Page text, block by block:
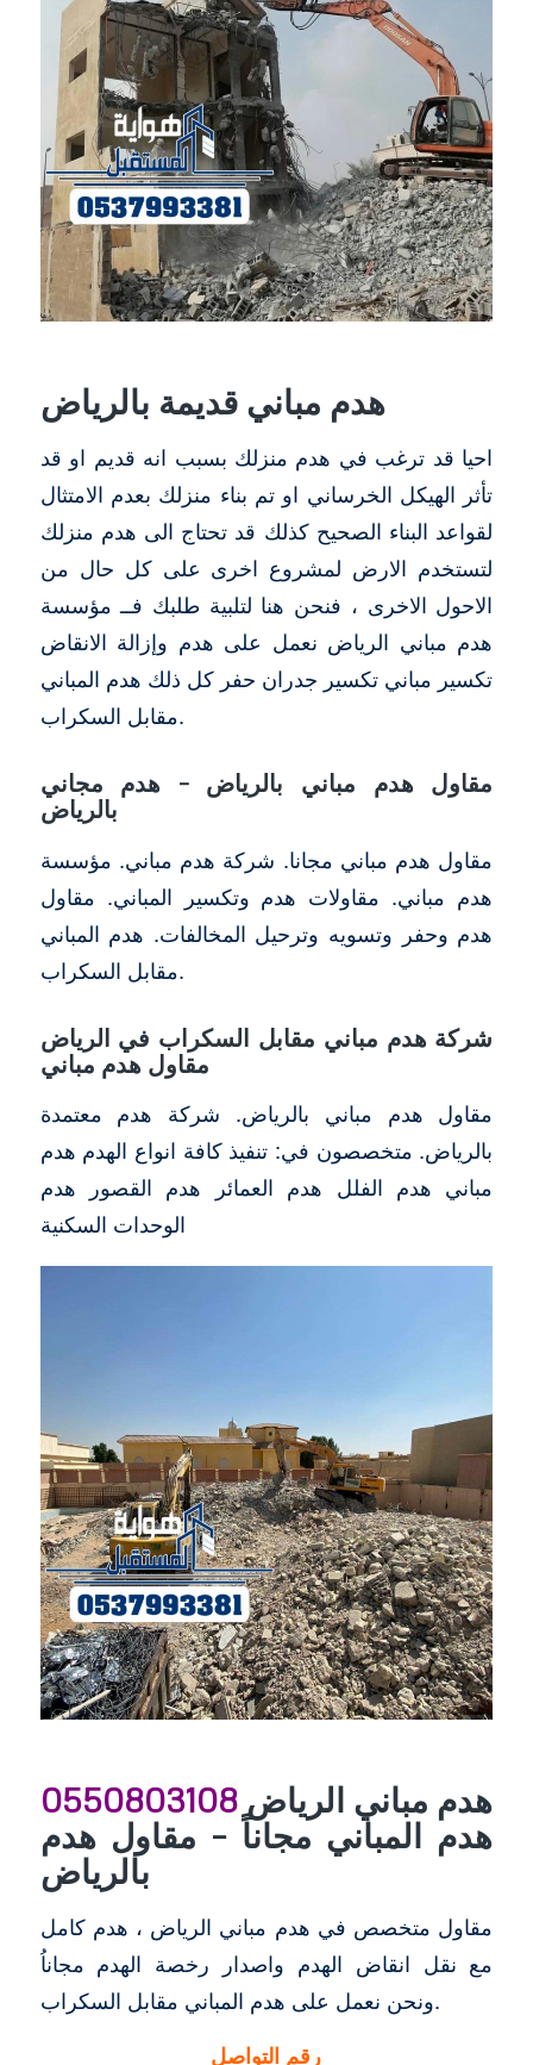
هدم مباني قديمة بالرياض
احيا قد ترغب في هدم منزلك بسبب انه قديم او قد
تأثر الهيكل الخرساني او تم بناء منزلك بعدم الامتثال
لقواعد البناء الصحيح كذلك قد تحتاج الى هدم منزلك
لتستخدم الارض لمشروع اخرى على كل حال من
الاحول الاخرى ، فنحن هنا لتلبية طلبك فــ مؤسسة
هدم مباني الرياض نعمل على هدم وإزالة الانقاض
تكسير مباني تكسير جدران حفر كل ذلك هدم المباني
مقابل السكراب.
مقاول هدم مباني بالرياض – هدم مجاني
بالرياض
مقاول هدم مباني مجانا. شركة هدم مباني. مؤسسة
هدم مباني. مقاولات هدم وتكسير المباني. مقاول
هدم وحفر وتسويه وترحيل المخالفات. هدم المباني
مقابل السكراب.
شركة هدم مباني مقابل السكراب في الرياض
مقاول هدم مباني
مقاول هدم مباني بالرياض. شركة هدم معتمدة
بالرياض. متخصصون في: تنفيذ كافة انواع الهدم هدم
مباني هدم الفلل هدم العمائر هدم القصور هدم
الوحدات السكنية
هدم مباني الرياض0550803108
هدم المباني مجاناً – مقاول هدم
بالرياض
مقاول متخصص في هدم مباني الرياض ، هدم كامل
مع نقل انقاض الهدم واصدار رخصة الهدم مجاناُ
ونحن نعمل على هدم المباني مقابل السكراب.
رقم التواصل